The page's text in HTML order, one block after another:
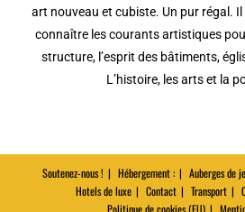
art nouveau et cubiste. Un pur régal. Il
connaître les courants artistiques
structure, l’esprit des bâtiments,
L’histoire, les arts et la
Soutenez-nous ! Hébergement : Auberges de
Hotels de luxe
Contact Transport